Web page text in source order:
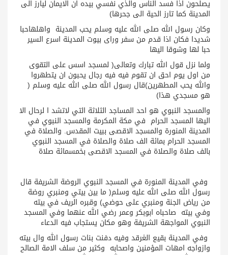
يصلحون اذا فسد الناس والذي نفسي بيده ان الايمان ليارز الى
المدينة كما تارز الحية الى جحرها)
وكان رسول الله صلى الله عليه وسلم يحب المدينة واهلهاحبا
شديدا فكان اذا قدم من سفر وراى بيوت المدينة اسرع السير
حبا لها وشوقا اليها
ولما نزل قول الله تبارك وتعالى( لمسجد اسس على التقوى
من اول يوم احق ان تقوم فيه فيه رجال يحبون ان يتطهروا
والله يحب المطهرين)قال رسول الله صلى الله عليه وسلم (
هو مسجدي هذا)
والمسجد النبوي هو احد المساجد الثلاثة التي لاتشد ا لرحال الا
اليها المسجد الحرام في مكة المكرمة والمسجد النبوي في
المدينة المنورة والمسجد الاقصى ببيت المقدس. والصلاة في
المسجد الحرام بمائة الف صلاة والصلاة في المسجد النبوي
بالف صلاة والصلاة في المسجد الاقصى بخمسمائة صلاة
وفي المدينة المنورة في المسجد النبوي الروضة الشريفة قال
رسول الله صلى الله عليه وسلم( ما بين بيتي ومنبري روضة
من رياض الجنة ومنبري على حوضي) وقبره الريف في بيته
وفي بيته صاحباه ابوبكر وعمر رضي الله عنهما وفي المسجد
النبوي المواجهة الشريفة وهو مكان يستجاب فيه الدعاء
وفي المدينة بقيع الغرقد وفيه دفنت بنات رسول الله وال بيته
وازواجه امهات المؤمنين واصحابه وكثير من سلف الامة الصالح